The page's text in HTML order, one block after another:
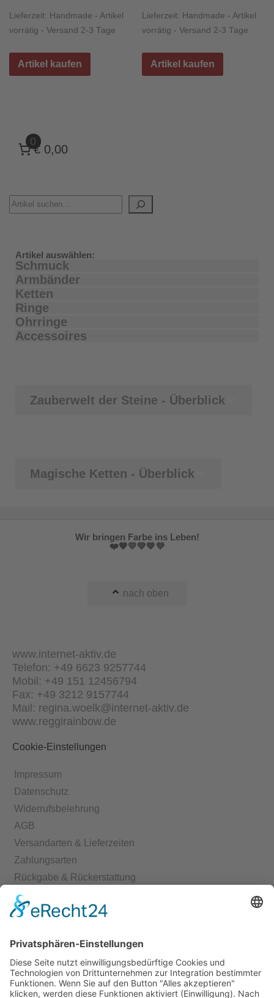
Lieferzeit: Handmade - Artikel
vorrätig - Versand 2-3 Tage
Artikel kaufen
Lieferzeit: Handmade - Artikel
vorrätig - Versand 2-3 Tage
Artikel kaufen
0
€ 0,00
Artikel auswählen:
Schmuck
Armbänder
Ketten
Ringe
Ohrringe
Accessoires
Zauberwelt der Steine - Überblick
Magische Ketten - Überblick
Wir bringen Farbe ins Leben!
❤️🧡💛💚💙💜
nach oben
www.internet-aktiv.de
Telefon: +49 6623 9257744
Mobil: +49 151 12456794
Fax: +49 3212 9157744
Mail: regina.woelk@internet-aktiv.de
www.reggirainbow.de
Cookie-Einstellungen
Impressum
Datenschutz
Widerrufsbelehrung
AGB
Versandarten & Lieferzeiten
Zahlungsarten
Rückgabe & Rückerstattung
Echtheit von Bewertungen
Kontakt
Shop
Mein Konto
Warenkorb